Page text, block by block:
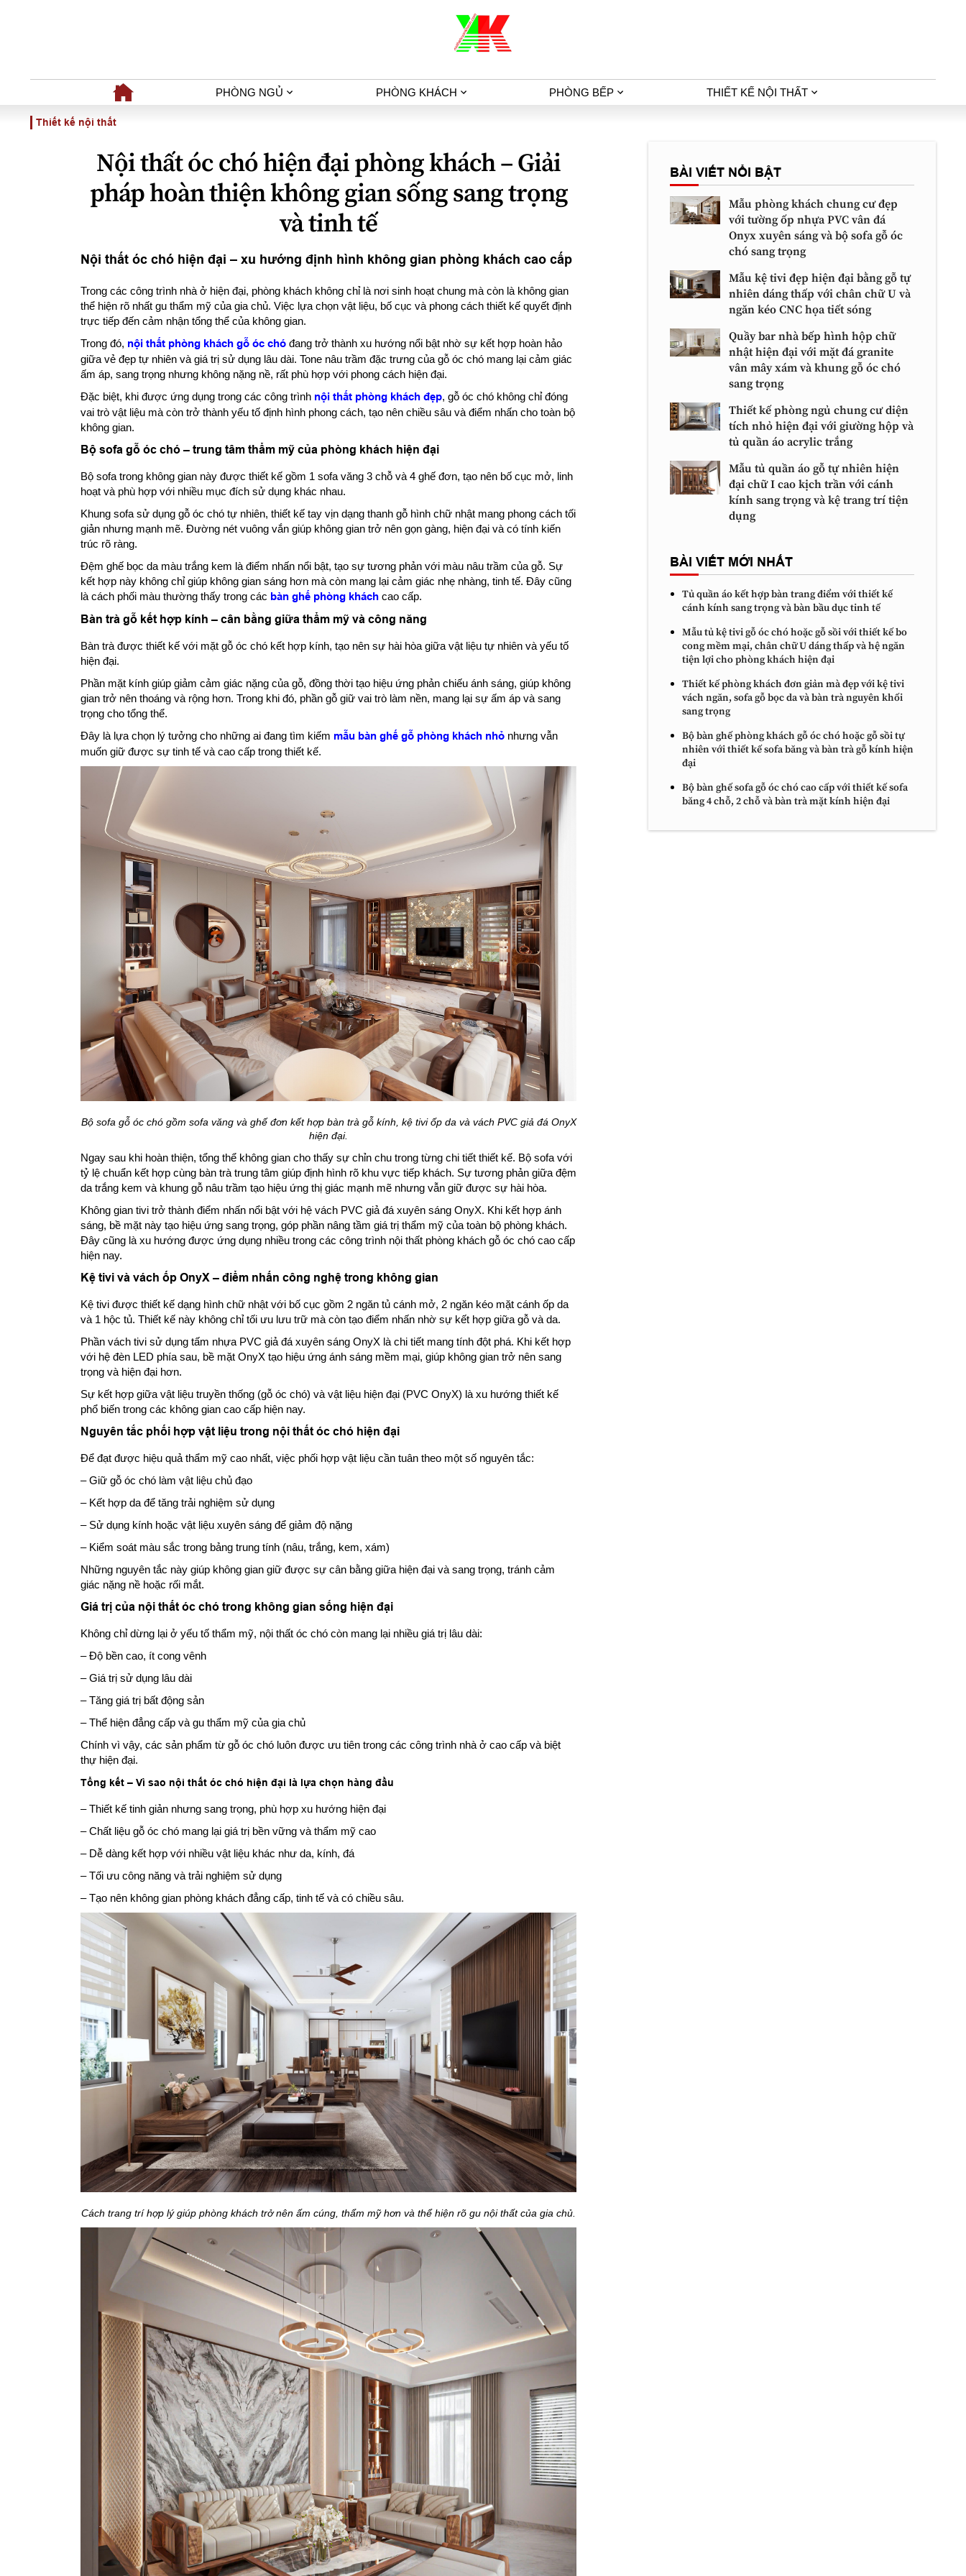
PHÒNG NGỦ PHÒNG KHÁCH PHÒNG BẾP THIẾT KẾ NỘI THẤT
Thiết kế nội thất
Nội thất óc chó hiện đại phòng khách – Giải
pháp hoàn thiện không gian sống sang trọng
và tinh tế
Nội thất óc chó hiện đại – xu hướng định hình không gian phòng khách cao cấp
Trong các công trình nhà ở hiện đại, phòng khách không chỉ là nơi sinh hoạt chung mà còn là không gian
thể hiện rõ nhất gu thẩm mỹ của gia chủ. Việc lựa chọn vật liệu, bố cục và phong cách thiết kế quyết định
trực tiếp đến cảm nhận tổng thể của không gian.
Trong đó, nội thất phòng khách gỗ óc chó đang trở thành xu hướng nổi bật nhờ sự kết hợp hoàn hảo
giữa vẻ đẹp tự nhiên và giá trị sử dụng lâu dài. Tone nâu trầm đặc trưng của gỗ óc chó mang lại cảm giác
ấm áp, sang trọng nhưng không nặng nề, rất phù hợp với phong cách hiện đại.
Đặc biệt, khi được ứng dụng trong các công trình nội thất phòng khách đẹp, gỗ óc chó không chỉ đóng
vai trò vật liệu mà còn trở thành yếu tố định hình phong cách, tạo nên chiều sâu và điểm nhấn cho toàn bộ
không gian.
Bộ sofa gỗ óc chó – trung tâm thẩm mỹ của phòng khách hiện đại
Bộ sofa trong không gian này được thiết kế gồm 1 sofa văng 3 chỗ và 4 ghế đơn, tạo nên bố cục mở, linh
hoạt và phù hợp với nhiều mục đích sử dụng khác nhau.
Khung sofa sử dụng gỗ óc chó tự nhiên, thiết kế tay vịn dạng thanh gỗ hình chữ nhật mang phong cách tối
giản nhưng mạnh mẽ. Đường nét vuông vắn giúp không gian trở nên gọn gàng, hiện đại và có tính kiến
trúc rõ ràng.
Đệm ghế bọc da màu trắng kem là điểm nhấn nổi bật, tạo sự tương phản với màu nâu trầm của gỗ. Sự
kết hợp này không chỉ giúp không gian sáng hơn mà còn mang lại cảm giác nhẹ nhàng, tinh tế. Đây cũng
là cách phối màu thường thấy trong các bàn ghế phòng khách cao cấp.
Bàn trà gỗ kết hợp kính – cân bằng giữa thẩm mỹ và công năng
Bàn trà được thiết kế với mặt gỗ óc chó kết hợp kính, tạo nên sự hài hòa giữa vật liệu tự nhiên và yếu tố
hiện đại.
Phần mặt kính giúp giảm cảm giác nặng của gỗ, đồng thời tạo hiệu ứng phản chiếu ánh sáng, giúp không
gian trở nên thoáng và rộng hơn. Trong khi đó, phần gỗ giữ vai trò làm nền, mang lại sự ấm áp và sang
trọng cho tổng thể.
Đây là lựa chọn lý tưởng cho những ai đang tìm kiếm mẫu bàn ghế gỗ phòng khách nhỏ nhưng vẫn
muốn giữ được sự tinh tế và cao cấp trong thiết kế.
Bộ sofa gỗ óc chó gồm sofa văng và ghế đơn kết hợp bàn trà gỗ kính, kệ tivi ốp da và vách PVC giả đá OnyX
hiện đại.
Ngay sau khi hoàn thiện, tổng thể không gian cho thấy sự chỉn chu trong từng chi tiết thiết kế. Bộ sofa với
tỷ lệ chuẩn kết hợp cùng bàn trà trung tâm giúp định hình rõ khu vực tiếp khách. Sự tương phản giữa đệm
da trắng kem và khung gỗ nâu trầm tạo hiệu ứng thị giác mạnh mẽ nhưng vẫn giữ được sự hài hòa.
Không gian tivi trở thành điểm nhấn nổi bật với hệ vách PVC giả đá xuyên sáng OnyX. Khi kết hợp ánh
sáng, bề mặt này tạo hiệu ứng sang trọng, góp phần nâng tầm giá trị thẩm mỹ của toàn bộ phòng khách.
Đây cũng là xu hướng được ứng dụng nhiều trong các công trình nội thất phòng khách gỗ óc chó cao cấp
hiện nay.
Kệ tivi và vách ốp OnyX – điểm nhấn công nghệ trong không gian
Kệ tivi được thiết kế dạng hình chữ nhật với bố cục gồm 2 ngăn tủ cánh mở, 2 ngăn kéo mặt cánh ốp da
và 1 hộc tủ. Thiết kế này không chỉ tối ưu lưu trữ mà còn tạo điểm nhấn nhờ sự kết hợp giữa gỗ và da.
Phần vách tivi sử dụng tấm nhựa PVC giả đá xuyên sáng OnyX là chi tiết mang tính đột phá. Khi kết hợp
với hệ đèn LED phía sau, bề mặt OnyX tạo hiệu ứng ánh sáng mềm mại, giúp không gian trở nên sang
trọng và hiện đại hơn.
Sự kết hợp giữa vật liệu truyền thống (gỗ óc chó) và vật liệu hiện đại (PVC OnyX) là xu hướng thiết kế
phổ biến trong các không gian cao cấp hiện nay.
Nguyên tắc phối hợp vật liệu trong nội thất óc chó hiện đại
Để đạt được hiệu quả thẩm mỹ cao nhất, việc phối hợp vật liệu cần tuân theo một số nguyên tắc:
– Giữ gỗ óc chó làm vật liệu chủ đạo
– Kết hợp da để tăng trải nghiệm sử dụng
– Sử dụng kính hoặc vật liệu xuyên sáng để giảm độ nặng
– Kiểm soát màu sắc trong bảng trung tính (nâu, trắng, kem, xám)
Những nguyên tắc này giúp không gian giữ được sự cân bằng giữa hiện đại và sang trọng, tránh cảm
giác nặng nề hoặc rối mắt.
Giá trị của nội thất óc chó trong không gian sống hiện đại
Không chỉ dừng lại ở yếu tố thẩm mỹ, nội thất óc chó còn mang lại nhiều giá trị lâu dài:
– Độ bền cao, ít cong vênh
– Giá trị sử dụng lâu dài
– Tăng giá trị bất động sản
– Thể hiện đẳng cấp và gu thẩm mỹ của gia chủ
Chính vì vậy, các sản phẩm từ gỗ óc chó luôn được ưu tiên trong các công trình nhà ở cao cấp và biệt
thự hiện đại.
Tổng kết – Vì sao nội thất óc chó hiện đại là lựa chọn hàng đầu
– Thiết kế tinh giản nhưng sang trọng, phù hợp xu hướng hiện đại
– Chất liệu gỗ óc chó mang lại giá trị bền vững và thẩm mỹ cao
– Dễ dàng kết hợp với nhiều vật liệu khác như da, kính, đá
– Tối ưu công năng và trải nghiệm sử dụng
– Tạo nên không gian phòng khách đẳng cấp, tinh tế và có chiều sâu.
Cách trang trí hợp lý giúp phòng khách trở nên ấm cúng, thẩm mỹ hơn và thể hiện rõ gu nội thất của gia chủ.
BÀI VIẾT NỔI BẬT
Mẫu phòng khách chung cư đẹp
với tường ốp nhựa PVC vân đá
Onyx xuyên sáng và bộ sofa gỗ óc
chó sang trọng
Mẫu kệ tivi đẹp hiện đại bằng gỗ tự
nhiên dáng thấp với chân chữ U và
ngăn kéo CNC họa tiết sóng
Quầy bar nhà bếp hình hộp chữ
nhật hiện đại với mặt đá granite
vân mây xám và khung gỗ óc chó
sang trọng
Thiết kế phòng ngủ chung cư diện
tích nhỏ hiện đại với giường hộp và
tủ quần áo acrylic trắng
Mẫu tủ quần áo gỗ tự nhiên hiện
đại chữ I cao kịch trần với cánh
kính sang trọng và kệ trang trí tiện
dụng
BÀI VIẾT MỚI NHẤT
Tủ quần áo kết hợp bàn trang điểm với thiết kế
cánh kính sang trọng và bàn bầu dục tinh tế
Mẫu tủ kệ tivi gỗ óc chó hoặc gỗ sồi với thiết kế bo
cong mềm mại, chân chữ U dáng thấp và hệ ngăn
tiện lợi cho phòng khách hiện đại
Thiết kế phòng khách đơn giản mà đẹp với kệ tivi
vách ngăn, sofa gỗ bọc da và bàn trà nguyên khối
sang trọng
Bộ bàn ghế phòng khách gỗ óc chó hoặc gỗ sồi tự
nhiên với thiết kế sofa băng và bàn trà gỗ kính hiện
đại
Bộ bàn ghế sofa gỗ óc chó cao cấp với thiết kế sofa
băng 4 chỗ, 2 chỗ và bàn trà mặt kính hiện đại